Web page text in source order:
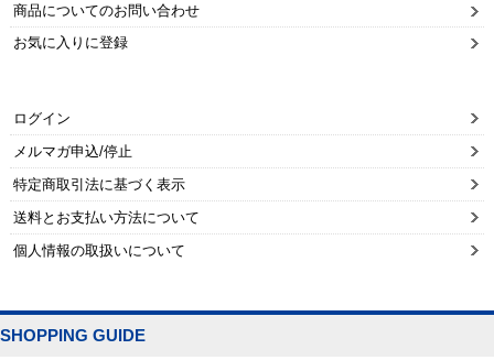
商品についてのお問い合わせ
お気に入りに登録
ログイン
メルマガ申込/停止
特定商取引法に基づく表示
送料とお支払い方法について
個人情報の取扱いについて
SHOPPING GUIDE